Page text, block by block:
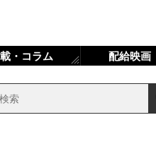
・コラム 配給映画